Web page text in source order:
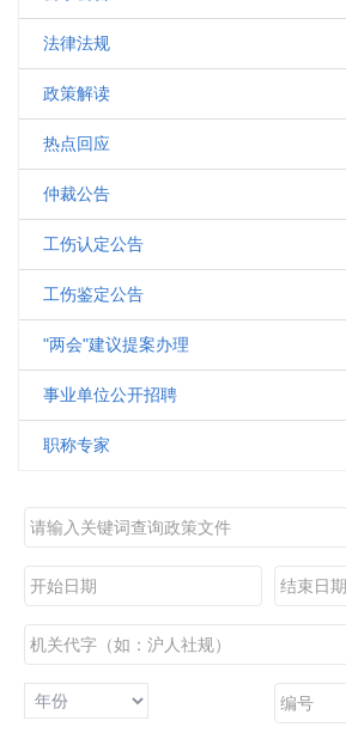
法律法规
政策解读
热点回应
仲裁公告
工伤认定公告
工伤鉴定公告
"两会"建议提案办理
事业单位公开招聘
职称专家